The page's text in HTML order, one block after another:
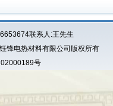
联系人:王先生
锋电热材料有限公司版权所有
号